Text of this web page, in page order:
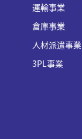
運輸事業
倉庫事業
人材派遣事業
3PL事業